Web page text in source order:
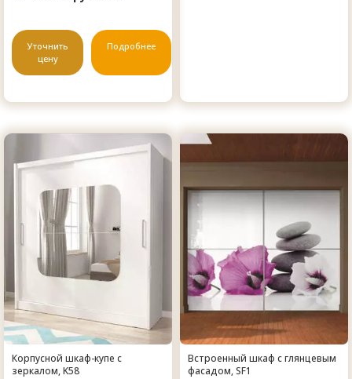
Уточнить
цену
Подробнее
Корпусной шкаф-купе с
зеркалом, K58
Встроенный шкаф с глянцевым
фасадом, SF1